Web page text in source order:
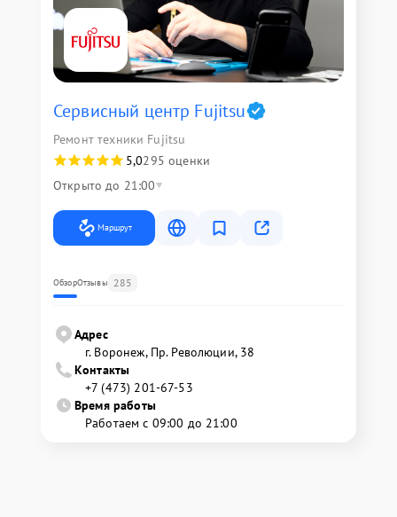
Сервисный центр Fujitsu
Ремонт техники Fujitsu
5,0295 оценки
Открыто до 21:00
Маршрут
ОбзорОтзывы 285
Адрес
г. Воронеж, Пр. Революции, 38
Контакты
+7 (473) 201-67-53
Время работы
Работаем с 09:00 до 21:00